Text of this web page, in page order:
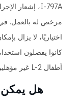
كانوا يفضلون
أطفال L-2 غير مؤهلين للعمل بموجب هذا الوضع.